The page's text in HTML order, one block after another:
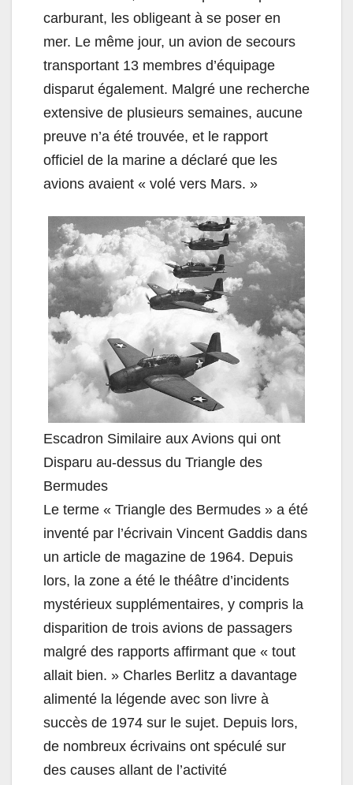
carburant, les obligeant à se poser en
mer. Le même jour, un avion de secours
transportant 13 membres d’équipage
disparut également. Malgré une recherche
extensive de plusieurs semaines, aucune
preuve n’a été trouvée, et le rapport
officiel de la marine a déclaré que les
avions avaient « volé vers Mars. »
Escadron Similaire aux Avions qui ont
Disparu au-dessus du Triangle des
Bermudes
Le terme « Triangle des Bermudes » a été
inventé par l’écrivain Vincent Gaddis dans
un article de magazine de 1964. Depuis
lors, la zone a été le théâtre d’incidents
mystérieux supplémentaires, y compris la
disparition de trois avions de passagers
malgré des rapports affirmant que « tout
allait bien. » Charles Berlitz a davantage
alimenté la légende avec son livre à
succès de 1974 sur le sujet. Depuis lors,
de nombreux écrivains ont spéculé sur
des causes allant de l’activité